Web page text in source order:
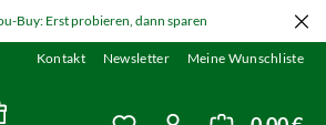
Buy: Erst probieren, dann sparen
Kontakt Newsletter Meine Wunschliste